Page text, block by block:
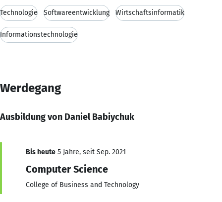
Technologie Softwareentwicklung Wirtschaftsinformatik
Informationstechnologie
Werdegang
Ausbildung von Daniel Babiychuk
Bis heute 5 Jahre, seit Sep. 2021
Computer Science
College of Business and Technology